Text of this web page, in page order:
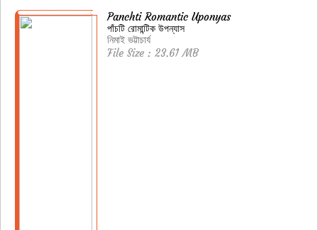
Panchti Romantic Uponyas
পাঁচটি রোমান্টিক উপন্যাস
নিমাই ভট্টাচার্য
File Size : 23.61 MB